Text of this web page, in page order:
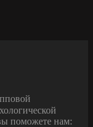
поможете нам: